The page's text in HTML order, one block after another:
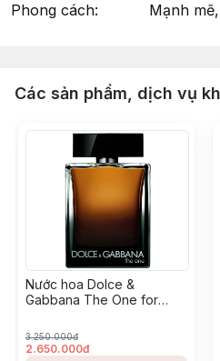
Phong cách: Mạnh mẽ,
Các sản phẩm, dịch vụ
Nước hoa Dolce &
Gabbana The One for
3.250.000đ
2.650.000đ